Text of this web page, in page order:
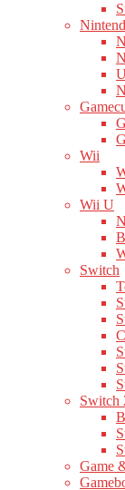
Wii
Wii U
Switch
Switch
Game